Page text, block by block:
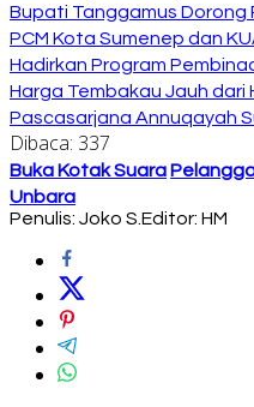
Bupati Tanggamus
PCM Kota Sumenep dan
Hadirkan Program
Harga Tembakau Jauh dari
Pascasarjana Annuqayah
Dibaca: 337
Buka Kotak Suara
Unbara
Penulis: Joko S. Editor: HM